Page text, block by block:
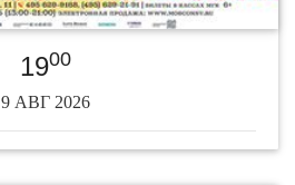
1900
9 АВГ 2026